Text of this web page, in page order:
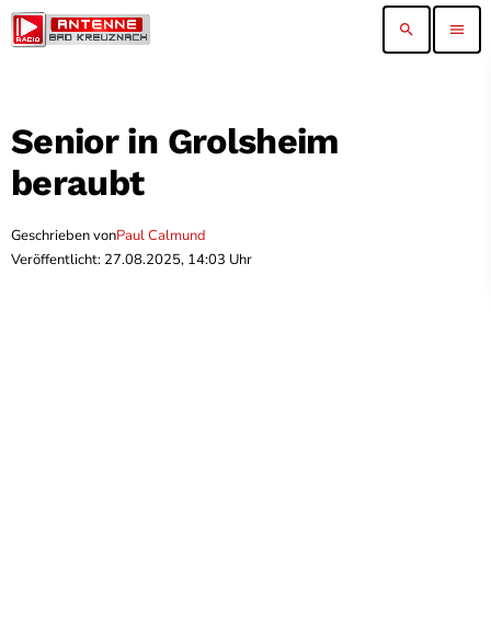
search menu
Senior in Grolsheim
beraubt
Geschrieben vonPaul Calmund
Veröffentlicht: 27.08.2025, 14:03 Uhr